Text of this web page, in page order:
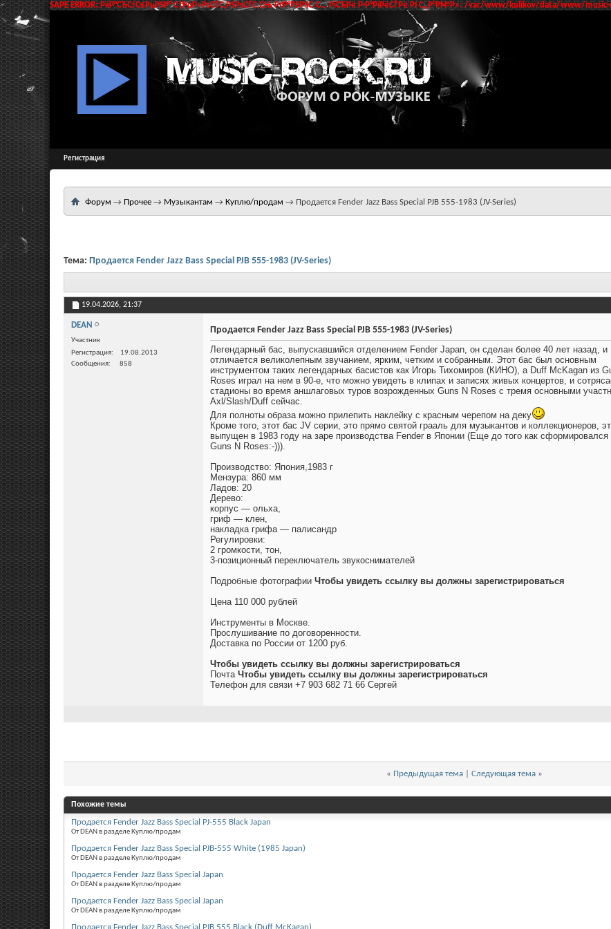
SAPE ERROR: РќР°СЂСѓС€РµРЅР° С†РµР»РѕСЃС‚РЅРѕСЃС‚СЊ РґР°РЅРЅС‹С… РїСЂРё Р·Р°РїРёСЃРё РІ С„Р°Р№Р»: /var/www/kulikov/data/www/
Регистрация
Форум → Прочее → Музыкантам → Куплю/продам → Продается Fender Jazz Bass Special PJB 555-1983 (JV-Series)
Тема: Продается Fender Jazz Bass Special PJB 555-1983 (JV-Series)
19.04.2026, 21:37
DEAN
Участник
Регистрация
19.08.2013
Сообщения
858
Продается Fender Jazz Bass Special PJB 555-1983 (JV-Series)
Легендарный бас, выпускавшийся отделением Fender Japan, он сделан более 40 лет назад, и
отличается великолепным звучанием, ярким, четким и собранным. Этот бас был основным
инструментом таких легендарных басистов как Игорь Тихомиров (КИНО), а Duff McKagan из
Roses играл на нем в 90-е, что можно увидеть в клипах и записях живых концертов, и
стадионы во время аншлаговых туров возрожденных Guns N Roses с тремя основными
Axl/Slash/Duff сейчас.
Для полноты образа можно прилепить наклейку с красным черепом на деку
Кроме того, этот бас JV серии, это прямо святой грааль для музыкантов и коллекционеров,
выпущен в 1983 году на заре производства Fender в Японии (Еще до того как сформировался
Guns N Roses:-))).
Производство: Япония,1983 г
Мензура: 860 мм
Ладов: 20
Дерево:
корпус — ольха,
гриф — клен,
накладка грифа — палисандр
Регулировки:
2 громкости, тон,
3-позиционный переключатель звукоснимателей
Подробные фотографии Чтобы увидеть ссылку вы должны зарегистрироваться
Цена 110 000 рублей
Инструменты в Москве.
Прослушивание по договоренности.
Доставка по России от 1200 руб.
Чтобы увидеть ссылку вы должны зарегистрироваться
Почта Чтобы увидеть ссылку вы должны зарегистрироваться
Телефон для связи +7 903 682 71 66 Сергей
« Предыдущая тема Следующая тема »
Похожие темы
Продается Fender Jazz Bass Special PJ-555 Black Japan
От DEAN в разделе Куплю/продам
Продается Fender Jazz Bass Special PJB-555 White (1985 Japan)
От DEAN в разделе Куплю/продам
Продается Fender Jazz Bass Special Japan
От DEAN в разделе Куплю/продам
Продается Fender Jazz Bass Special Japan
От DEAN в разделе Куплю/продам